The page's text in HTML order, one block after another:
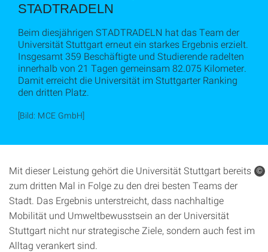
STADTRADELN
Beim diesjährigen STADTRADELN hat das Team der
Universität Stuttgart erneut ein starkes Ergebnis erzielt.
Insgesamt 359 Beschäftigte und Studierende radelten
innerhalb von 21 Tagen gemeinsam 82.075 Kilometer.
Damit erreicht die Universität im Stuttgarter Ranking
den dritten Platz.
[Bild: MCE GmbH]
Mit dieser Leistung gehört die Universität Stuttgart bereits
zum dritten Mal in Folge zu den drei besten Teams der
Stadt. Das Ergebnis unterstreicht, dass nachhaltige
Mobilität und Umweltbewusstsein an der Universität
Stuttgart nicht nur strategische Ziele, sondern auch fest im
Alltag verankert sind.
©